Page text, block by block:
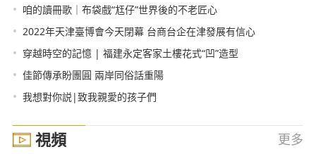
• 咱的讀冊歌｜布袋戲“尪仔”世界後的不老匠心
• 2022年天津臺博會今天閉幕 台商台企在津發展有信心
• 穿越時空的記憶 | 福建永定客家土樓花式“凹”造型
• 佳節傳承盼團圓 兩岸同俗話重陽
• 我想對你説|致我親愛的孩子們
視頻 更多